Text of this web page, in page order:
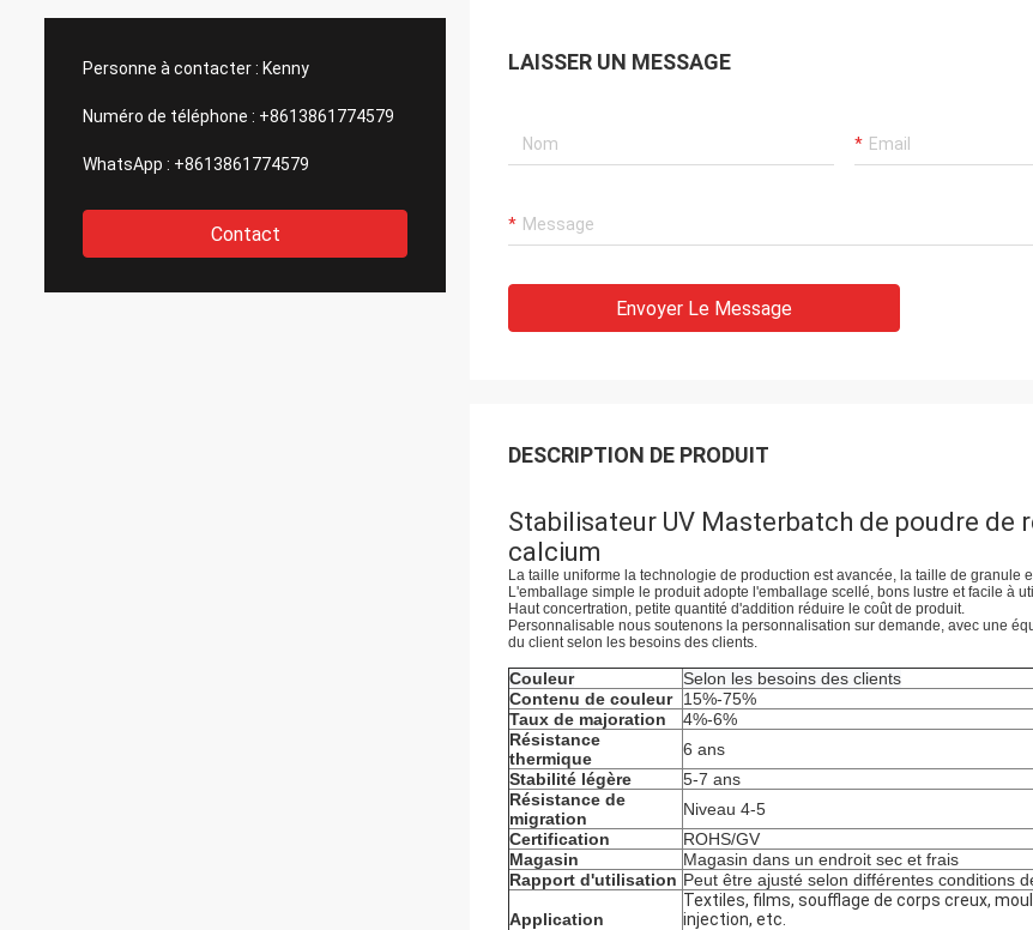
Personne à contacter : Kenny
Numéro de téléphone : +8613861774579
WhatsApp : +8613861774579
Contact
LAISSER UN MESSAGE
Envoyer Le Message
DESCRIPTION DE PRODUIT
Stabilisateur UV Masterbatch de poudre de
calcium
La taille uniforme la technologie de production est avancée, la taille de granule
L'emballage simple le produit adopte l'emballage scellé, bons lustre et facile à
Haut concertration, petite quantité d'addition réduire le coût de produit.
Personnalisable nous soutenons la personnalisation sur demande, avec une
du client selon les besoins des clients.
Couleur
Selon les besoins des clients
Contenu de couleur
15%-75%
Taux de majoration
4%-6%
Résistance
thermique
6 ans
Stabilité légère
5-7 ans
Résistance de
migration
Niveau 4-5
Certification
ROHS/GV
Magasin
Magasin dans un endroit sec et frais
Rapport d'utilisation Peut être ajusté selon différentes conditions
Application
Textiles, films, soufflage de corps creux,
injection, etc.